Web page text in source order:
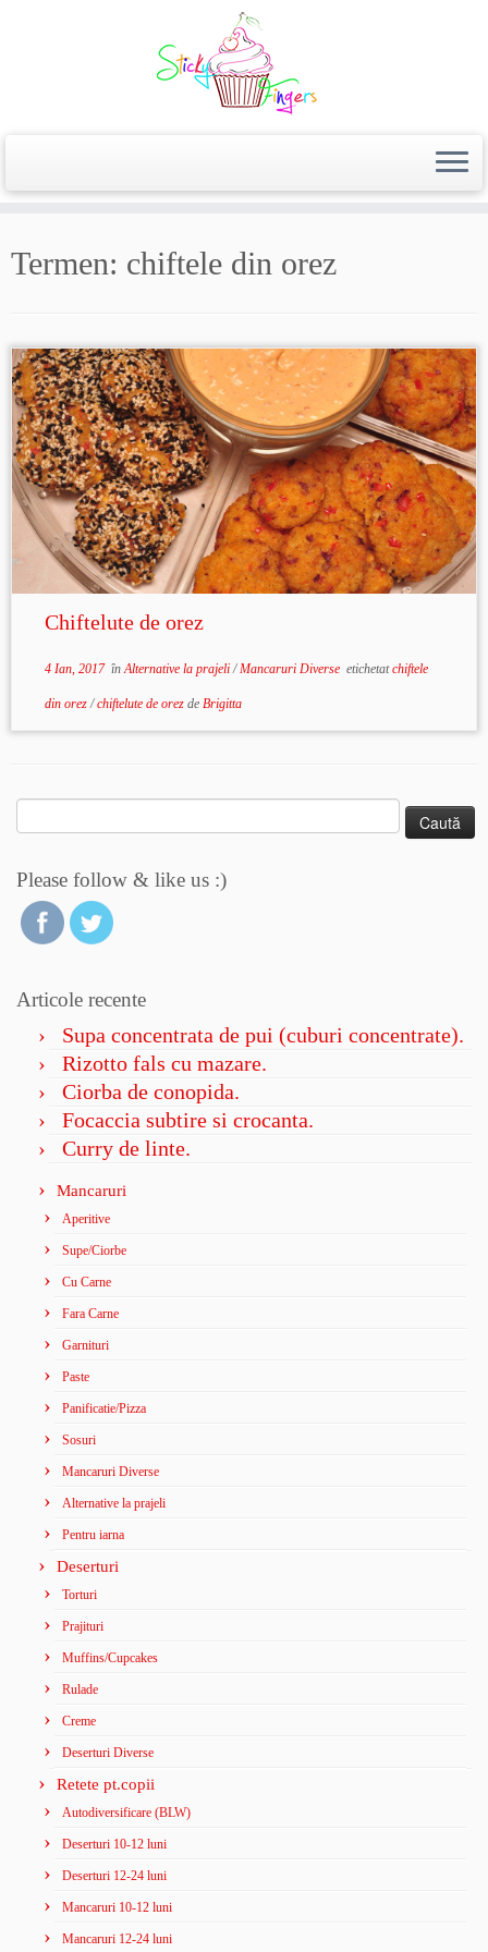
Termen: chiftele din orez
Chiftelute de orez
4 Ian, 2017înAlternative la prajeli/Mancaruri Diverse etichetatchiftele
din orez/chiftelute de orez de Brigitta
după:
Please follow & like us :)
Articole recente
Supa concentrata de pui (cuburi concentrate).
Rizotto fals cu mazare.
Ciorba de conopida.
Focaccia subtire si crocanta.
Curry de linte.
Mancaruri
Aperitive
Supe/Ciorbe
Cu Carne
Fara Carne
Garnituri
Paste
Panificatie/Pizza
Sosuri
Mancaruri Diverse
Alternative la prajeli
Pentru iarna
Deserturi
Torturi
Prajituri
Muffins/Cupcakes
Rulade
Creme
Deserturi Diverse
Retete pt.copii
Autodiversificare (BLW)
Deserturi 10-12 luni
Deserturi 12-24 luni
Mancaruri 10-12 luni
Mancaruri 12-24 luni